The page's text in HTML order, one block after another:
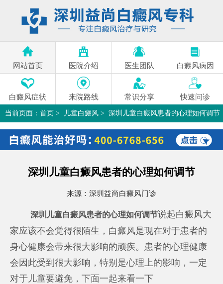
网站首页 医院介绍 医生团队 白癜风病因
白癜风症状 来院路线 常识分享 快速问诊
当前页面： 首页 > 儿童白癜风 > 深圳儿童白癜风患者的心理如何调节
>
深圳儿童白癜风患者的心理如何调节
来源： 深圳益尚白癜风门诊
深圳儿童白癜风患者的心理如何调节说起白癜风大
家应该不会觉得很陌生，白癜风是现在对于患者的
身心健康会带来很大影响的顽疾。患者的心理健康
会因此受到很大影响，特别是心理上的影响，一定
对于儿童要避免，下面一起来看一下